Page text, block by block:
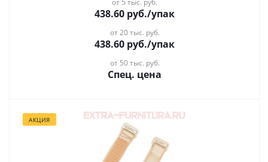
от 5 тыс. руб.
438.60 руб./упак
от 20 тыс. руб.
438.60 руб./упак
от 50 тыс. руб.
Спец. цена
АКЦИЯ